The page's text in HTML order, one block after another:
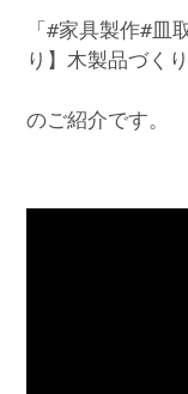
「#家具製作#皿
り】木製品づく
のご紹介です。